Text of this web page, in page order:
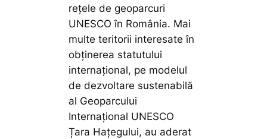
rețele de geoparcuri
UNESCO în România. Mai
multe teritorii interesate în
obținerea statutului
internațional, pe modelul
de dezvoltare sustenabilă
al Geoparcului
Internațional UNESCO
Țara Hațegului, au aderat